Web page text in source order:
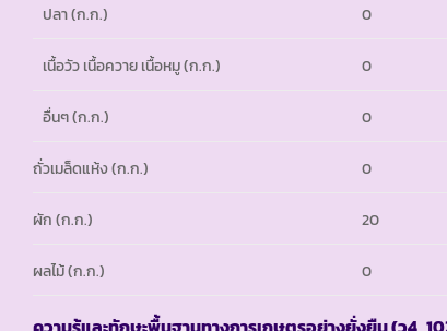
ปลา (ก.ก.) 0
เนื้อวัว เนื้อควาย เนื้อหมู (ก.ก.) 0
อื่นๆ (ก.ก.) 0
ถั่วเมล็ดแห้ง (ก.ก.) 0
ผัก (ก.ก.) 20
ผลไม้ (ก.ก.) 0